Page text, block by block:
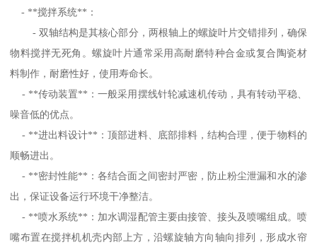
- **搅拌系统**：
- 双轴结构是其核心部分，两根轴上的螺旋叶片交错排列，确保
物料搅拌无死角。螺旋叶片通常采用高耐磨特种合金或复合陶瓷材
料制作，耐磨性好，使用寿命长。
- **传动装置**：一般采用摆线针轮减速机传动，具有转动平稳、
噪音低的优点。
- **进出料设计**：顶部进料、底部排料，结构合理，便于物料的
顺畅进出。
- **密封性能**：各结合面之间密封严密，防止粉尘泄漏和水的渗
出，保证设备运行环境干净整洁。
- **喷水系统**：加水调湿配管主要由接管、接头及喷嘴组成。喷
嘴布置在搅拌机机壳内部上方，沿螺旋轴方向轴向排列，形成水帘